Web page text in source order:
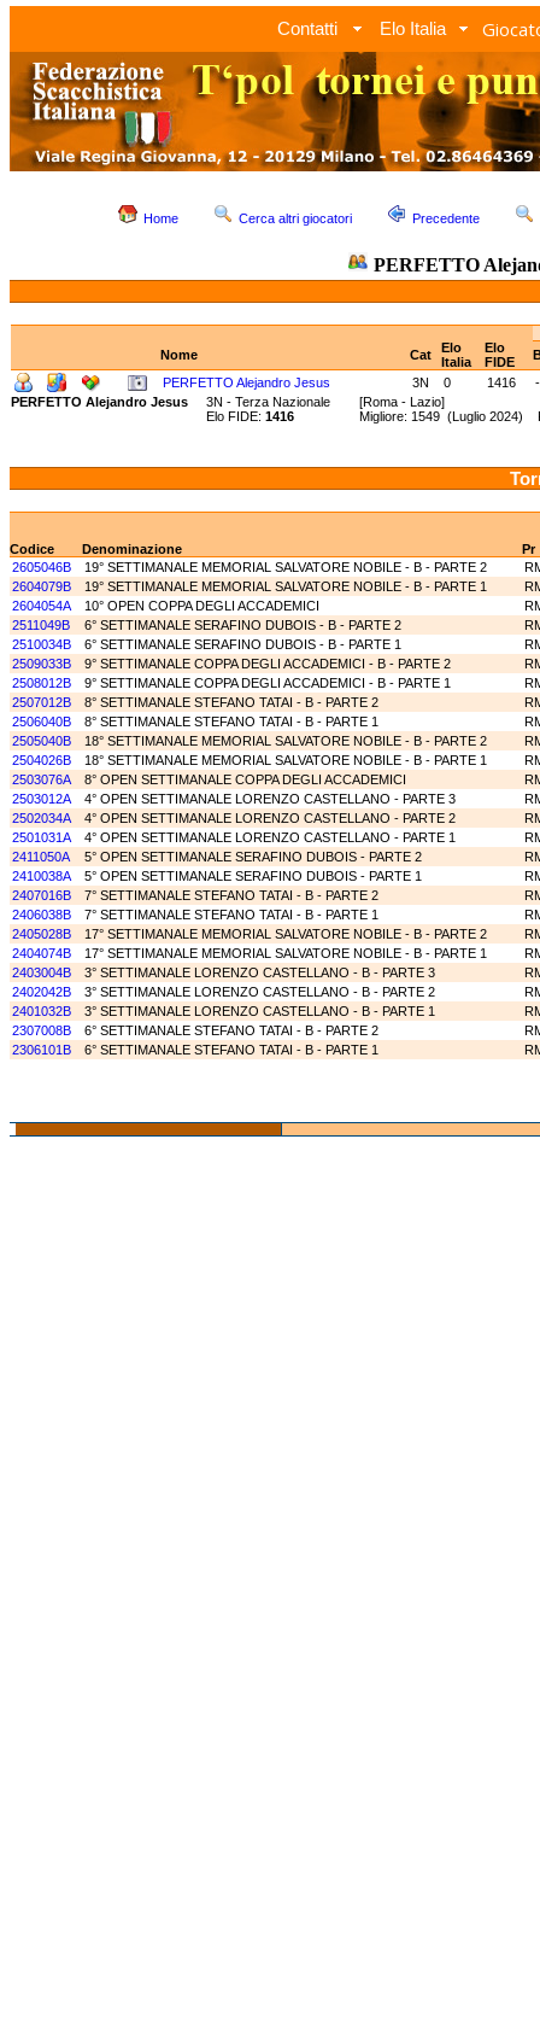
Contatti Elo Italia
Home Cerca altri giocatori Precedente
PERFETTO
Nome Cat
Elo
Italia
Elo
FIDE
PERFETTO Alejandro Jesus
3N 0 1416
-
PERFETTO Alejandro Jesus
3N - Terza Nazionale [Roma - Lazio]
Elo FIDE: 1416 Migliore: 1549 (Luglio 2024)
Codice Denominazione
Pr
2605046B
19° SETTIMANALE MEMORIAL SALVATORE NOBILE - B - PARTE 2
2604079B
19° SETTIMANALE MEMORIAL SALVATORE NOBILE - B - PARTE 1
2604054A
10° OPEN COPPA DEGLI ACCADEMICI
2511049B
6° SETTIMANALE SERAFINO DUBOIS - B - PARTE 2
2510034B
6° SETTIMANALE SERAFINO DUBOIS - B - PARTE 1
2509033B
9° SETTIMANALE COPPA DEGLI ACCADEMICI - B - PARTE 2
2508012B
9° SETTIMANALE COPPA DEGLI ACCADEMICI - B - PARTE 1
2507012B
8° SETTIMANALE STEFANO TATAI - B - PARTE 2
2506040B
8° SETTIMANALE STEFANO TATAI - B - PARTE 1
2505040B
18° SETTIMANALE MEMORIAL SALVATORE NOBILE - B - PARTE 2
2504026B
18° SETTIMANALE MEMORIAL SALVATORE NOBILE - B - PARTE 1
2503076A
8° OPEN SETTIMANALE COPPA DEGLI ACCADEMICI
2503012A
4° OPEN SETTIMANALE LORENZO CASTELLANO - PARTE 3
2502034A
4° OPEN SETTIMANALE LORENZO CASTELLANO - PARTE 2
2501031A
4° OPEN SETTIMANALE LORENZO CASTELLANO - PARTE 1
2411050A
5° OPEN SETTIMANALE SERAFINO DUBOIS - PARTE 2
2410038A
5° OPEN SETTIMANALE SERAFINO DUBOIS - PARTE 1
2407016B
7° SETTIMANALE STEFANO TATAI - B - PARTE 2
2406038B
7° SETTIMANALE STEFANO TATAI - B - PARTE 1
2405028B
17° SETTIMANALE MEMORIAL SALVATORE NOBILE - B - PARTE 2
2404074B
17° SETTIMANALE MEMORIAL SALVATORE NOBILE - B - PARTE 1
2403004B
3° SETTIMANALE LORENZO CASTELLANO - B - PARTE 3
2402042B
3° SETTIMANALE LORENZO CASTELLANO - B - PARTE 2
2401032B
3° SETTIMANALE LORENZO CASTELLANO - B - PARTE 1
2307008B
6° SETTIMANALE STEFANO TATAI - B - PARTE 2
2306101B
6° SETTIMANALE STEFANO TATAI - B - PARTE 1